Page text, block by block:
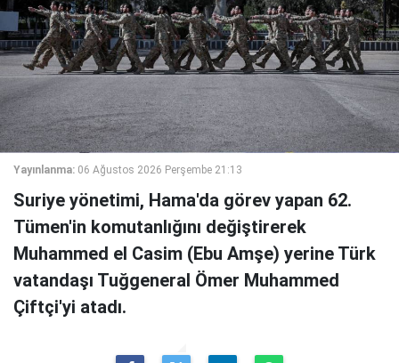
Yayınlanma: 06 Ağustos 2026 Perşembe 21:13
Suriye yönetimi, Hama'da görev yapan 62.
Tümen'in komutanlığını değiştirerek
Muhammed el Casim (Ebu Amşe) yerine Türk
vatandaşı Tuğgeneral Ömer Muhammed
Çiftçi'yi atadı.